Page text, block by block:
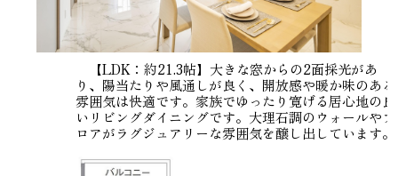
【LDK：約21.3帖】大きな窓からの2面採光があ
り、陽当たりや風通しが良く、開放感や暖か味のある
雰囲気は快適です。家族でゆったり寛げる居心地の良
いリビングダイニングです。大理石調のウォールやフ
ロアがラグジュアリーな雰囲気を醸し出しています。